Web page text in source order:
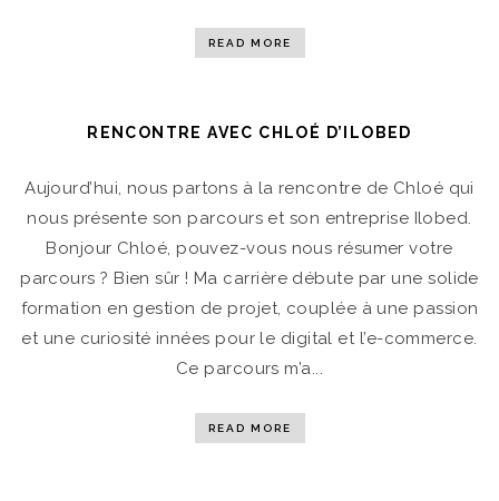
READ MORE
RENCONTRE AVEC CHLOÉ D’ILOBED
Aujourd’hui, nous partons à la rencontre de Chloé qui
nous présente son parcours et son entreprise Ilobed.
Bonjour Chloé, pouvez-vous nous résumer votre
parcours ? Bien sûr ! Ma carrière débute par une solide
formation en gestion de projet, couplée à une passion
et une curiosité innées pour le digital et l’e-commerce.
Ce parcours m’a...
READ MORE